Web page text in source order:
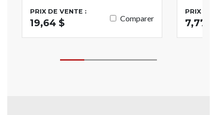
PRIX DE VENTE :
19,64 $ Comparer
PRIX DE
7,77 $